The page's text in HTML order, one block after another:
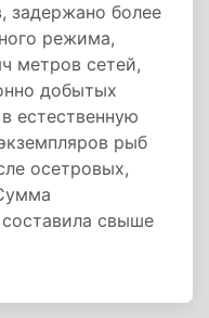
задержано более
режима,
метров сетей,
добытых
естественную
рыб
осетровых,
свыше